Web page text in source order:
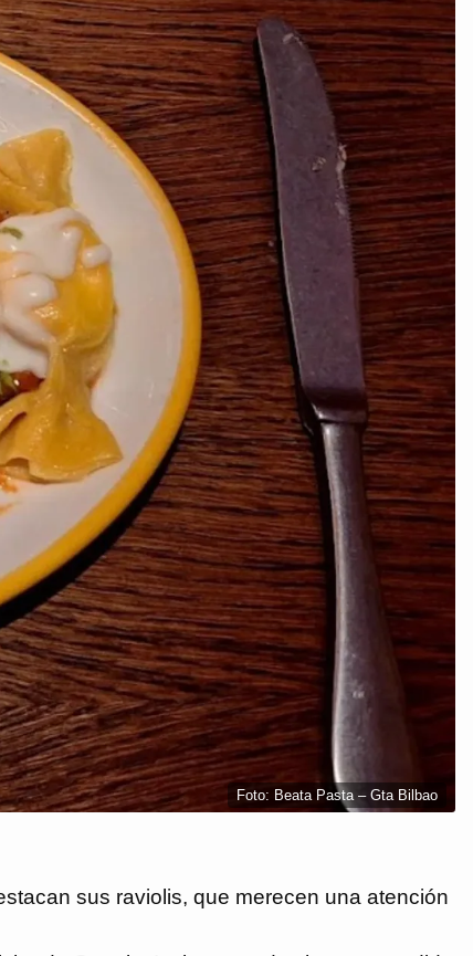
Foto: Beata Pasta – Gta Bilbao
sus raviolis, que merecen una atención